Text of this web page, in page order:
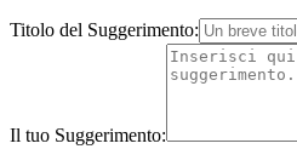
Titolo del Suggerimento:
Il tuo Suggerimento: